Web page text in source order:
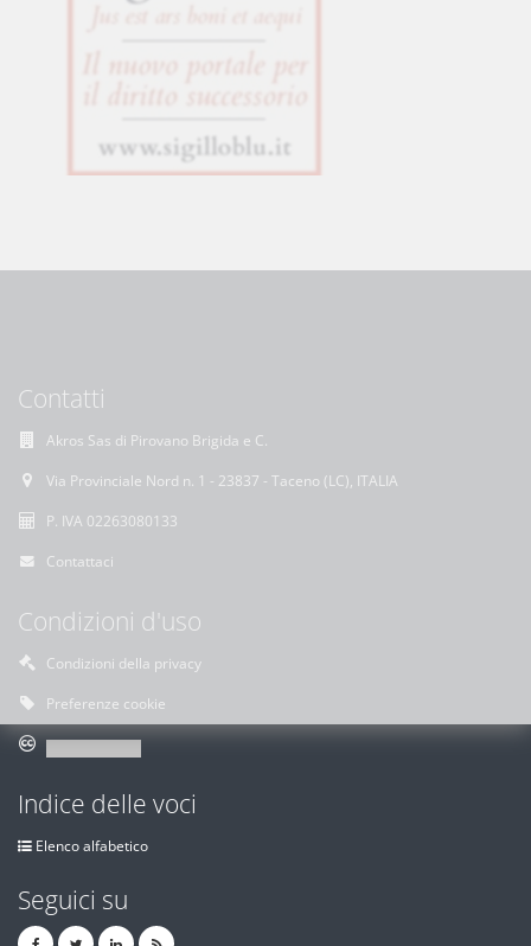
Contatti
Akros Sas di Pirovano Brigida e C.
Via Provinciale Nord n. 1 - 23837 - Taceno (LC), ITALIA
P. IVA 02263080133
Contattaci
Condizioni d'uso
Condizioni della privacy
Preferenze cookie
Indice delle voci
Elenco alfabetico
Seguici su